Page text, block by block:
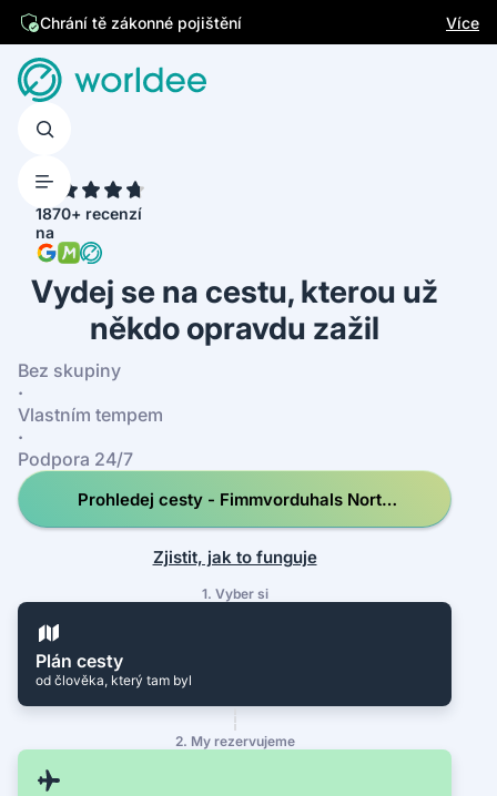
Chrání tě zákonné pojištění
Více
1870+ recenzí
na
Vydej se na cestu, kterou už
někdo opravdu zažil
Bez skupiny
·
Vlastním tempem
·
Podpora 24/7
Prohledej cesty - Fimmvorduhals North
Zjistit, jak to funguje
1. Vyber si
Plán cesty
od člověka, který tam byl
2. My rezervujeme